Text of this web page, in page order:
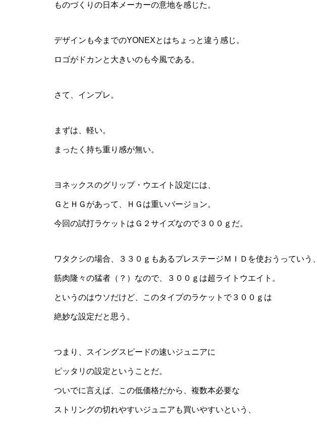
ものづくりの日本メーカーの意地を感じた。
デザインも今までのYONEXとはちょっと違う感じ。
ロゴがドカンと大きいのも今風である。
さて、インプレ。
まずは、軽い。
まったく持ち重り感が無い。
ヨネックスのグリップ・ウエイト設定には、
ＧとＨＧがあって、ＨＧは重いバージョン。
今回の試打ラケットはＧ２サイズなので３００ｇだ。
ワタクシの場合、３３０ｇもあるプレステージＭＩＤを使おうっていう、
筋肉隆々の猛者（？）なので、３００ｇは超ライトウエイト。
というのはウソだけど、このタイプのラケットで３００ｇは
絶妙な設定だと思う。
つまり、スイングスピードの速いジュニアに
ピッタリの設定ということだ。
ついでに言えば、この低価格だから、複数本必要な
ストリングの切れやすいジュニアも買いやすいという、